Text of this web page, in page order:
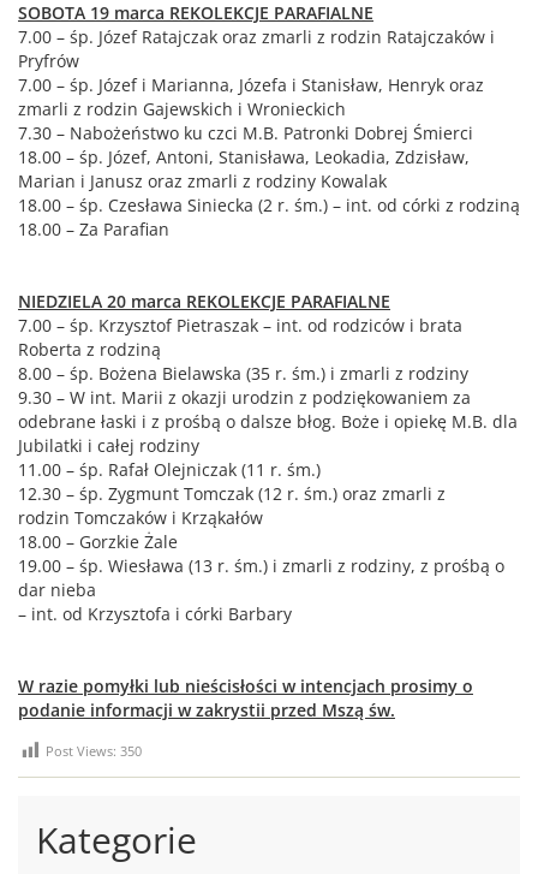
SOBOTA 19 marca REKOLEKCJE PARAFIALNE
7.00 – śp. Józef Ratajczak oraz zmarli z rodzin Ratajczaków i
Pryfrów
7.00 – śp. Józef i Marianna, Józefa i Stanisław, Henryk oraz
zmarli z rodzin Gajewskich i Wronieckich
7.30 – Nabożeństwo ku czci M.B. Patronki Dobrej Śmierci
18.00 – śp. Józef, Antoni, Stanisława, Leokadia, Zdzisław,
Marian i Janusz oraz zmarli z rodziny Kowalak
18.00 – śp. Czesława Siniecka (2 r. śm.) – int. od córki z rodziną
18.00 – Za Parafian
NIEDZIELA 20 marca REKOLEKCJE PARAFIALNE
7.00 – śp. Krzysztof Pietraszak – int. od rodziców i brata
Roberta z rodziną
8.00 – śp. Bożena Bielawska (35 r. śm.) i zmarli z rodziny
9.30 – W int. Marii z okazji urodzin z podziękowaniem za
odebrane łaski i z prośbą o dalsze błog. Boże i opiekę M.B. dla
Jubilatki i całej rodziny
11.00 – śp. Rafał Olejniczak (11 r. śm.)
12.30 – śp. Zygmunt Tomczak (12 r. śm.) oraz zmarli z
rodzin Tomczaków i Krząkałów
18.00 – Gorzkie Żale
19.00 – śp. Wiesława (13 r. śm.) i zmarli z rodziny, z prośbą o
dar nieba
– int. od Krzysztofa i córki Barbary
W razie pomyłki lub nieścisłości w intencjach prosimy o
podanie informacji w zakrystii przed Mszą św.
Post Views: 350
Kategorie